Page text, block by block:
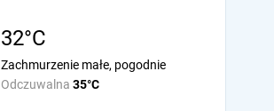
32°C
Odczuwalna 35°C
Zachmurzenie małe, pogodnie